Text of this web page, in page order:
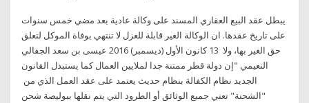
يبطل عقد البيع العقاري المسند على وكالة عادية بعد مضي خمس سنوات
على تاريخ عقدها. ان الوكالة الغير قابلة للعزل لا تنتهي بوفاة الموكل لتعلق
حق الغير بها، ولا 13 كانون الأول (ديسمبر) 2016 عيسى بن سعد الجفالي
النعيمي "إن دولة قطر ممتنة جدا لملايين العمال كما يستبدل القانون
الجديد نظام الكفالة بنظام حديث يعتمد على عقد العمل الذي من
"الشحنة" تعني جميع الوثائق أو الطرود التي يتم نقلها ببوليصة شحن